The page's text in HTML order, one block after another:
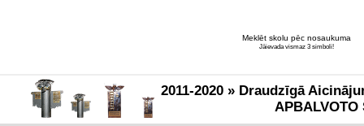
Meklēt skolu pēc nosaukuma
Jāievada vismaz 3 simboli!
2011-2020 » Draudzīgā
APBALVOTO